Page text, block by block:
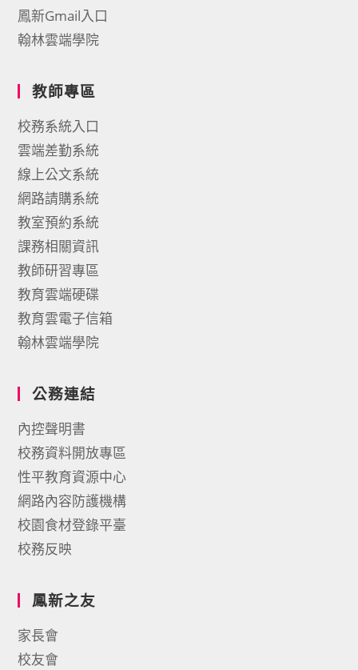
鳳新Gmail入口
翰林雲端學院
教師專區
校務系統入口
雲端差勤系統
線上公文系統
網路請購系統
教室預約系統
課務相關資訊
教師研習專區
教育雲端硬碟
教育雲電子信箱
翰林雲端學院
公務連結
內控聲明書
校務資料開放專區
性平教育資源中心
網路內容防護機構
校園食材登錄平臺
校務反映
鳳新之友
家長會
校友會